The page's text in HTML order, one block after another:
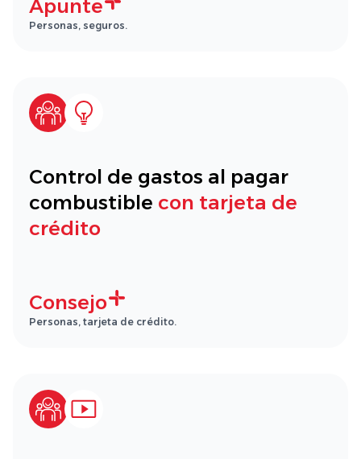
Apunte
Personas, seguros.
Control de gastos al pagar
combustible con tarjeta de
crédito
Consejo
Personas, tarjeta de crédito.